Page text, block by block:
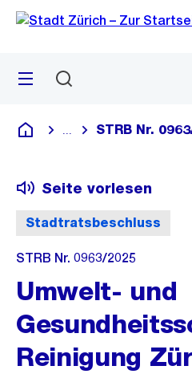
Navigation
Sprunglink
Menü
Deutsch
Blende alle Breadcrumbs
STRB Nr.
Stadtratsbeschluss
Seite vorlesen
STRB Nr. 0963/2025
Umwelt- und
Reinigung